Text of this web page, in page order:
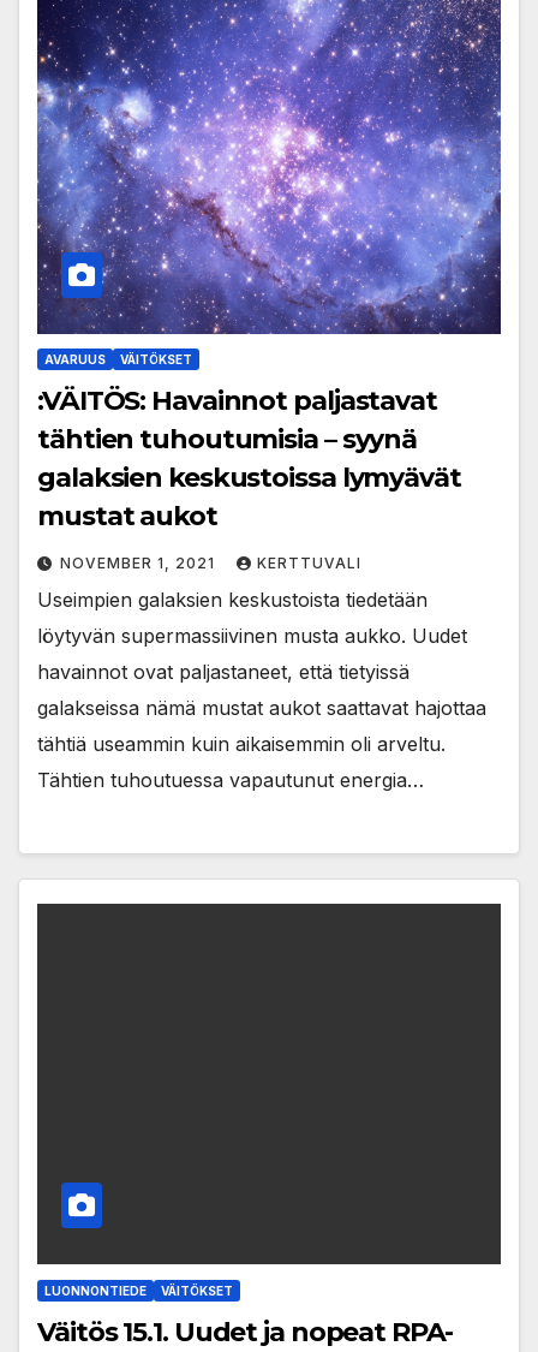
AVARUUS VÄITÖKSET
:VÄITÖS: Havainnot paljastavat
tähtien tuhoutumisia – syynä
galaksien keskustoissa lymyävät
mustat aukot
NOVEMBER 1, 2021 KERTTUVALI
Useimpien galaksien keskustoista tiedetään
löytyvän supermassiivinen musta aukko. Uudet
havainnot ovat paljastaneet, että tietyissä
galakseissa nämä mustat aukot saattavat hajottaa
tähtiä useammin kuin aikaisemmin oli arveltu.
Tähtien tuhoutuessa vapautunut energia…
LUONNONTIEDE VÄITÖKSET
Väitös 15.1. Uudet ja nopeat RPA-